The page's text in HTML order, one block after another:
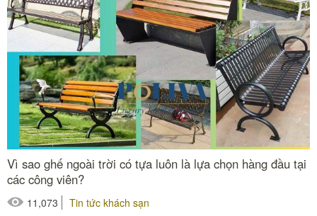
Vì sao ghế ngoài trời có tựa luôn là lựa chọn hàng đầu tại
các công viên?
11,073
Tin tức khách sạn